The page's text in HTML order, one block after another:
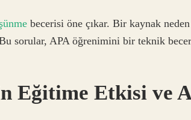
becerisi öne çıkar. Bir kaynak
sorular, APA öğrenimini bir teknik
Eğitime Etkisi ve